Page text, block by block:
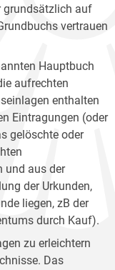
grundsätzlich auf
vertrauen
Hauptbuch
aufrechten
enthalten
Eintragungen (oder
gelöschte oder
und aus der
der Urkunden,
liegen, zB der
durch Kauf).
zu erleichtern
Das